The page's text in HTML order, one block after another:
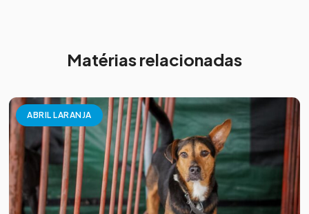
Matérias relacionadas
ABRIL LARANJA